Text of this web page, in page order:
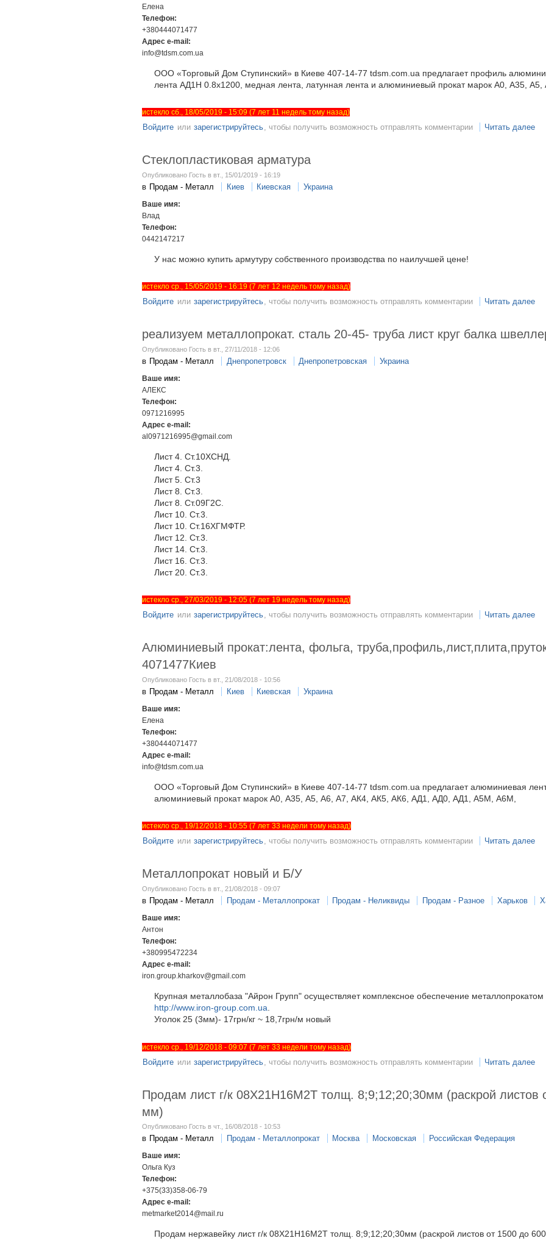
Елена
Телефон:
+380444071477
Адрес e-mail:
info@tdsm.com.ua
ООО «Торговый Дом Ступинский» в Киеве 407-14-77 tdsm.com.ua предлагает профиль
лента АД1Н 0.8х1200, медная лента, латунная лента и алюминиевый прокат марок А0, А35, А5,
истекло сб., 18/05/2019 - 15:09 (7 лет 11 недель тому назад)
Войдите или зарегистрируйтесь, чтобы получить возможность отправлять комментарии Читать далее
Стеклопластиковая арматура
Опубликовано Гость в вт., 15/01/2019 - 16:19
в Продам - Металл Киев Киевская Украина
Ваше имя:
Влад
Телефон:
0442147217
У нас можно купить армутуру собственного производства по наилучшей цене!
истекло ср., 15/05/2019 - 16:19 (7 лет 12 недель тому назад)
Войдите или зарегистрируйтесь, чтобы получить возможность отправлять комментарии Читать далее
реализуем металлопрокат. сталь 20-45- труба лист круг балка
Опубликовано Гость в вт., 27/11/2018 - 12:06
в Продам - Металл Днепропетровск Днепропетровская Украина
Ваше имя:
АЛЕКС
Телефон:
0971216995
Адрес e-mail:
al0971216995@gmail.com
Лист 4. Ст.10ХСНД.
Лист 4. Ст.3.
Лист 5. Ст.3
Лист 8. Ст.3.
Лист 8. Ст.09Г2С.
Лист 10. Ст.3.
Лист 10. Ст.16ХГМФТР.
Лист 12. Ст.3.
Лист 14. Ст.3.
Лист 16. Ст.3.
Лист 20. Ст.3.
истекло ср., 27/03/2019 - 12:05 (7 лет 19 недель тому назад)
Войдите или зарегистрируйтесь, чтобы получить возможность отправлять комментарии Читать далее
Алюминиевый прокат:лента, фольга,
4071477Киев
Опубликовано Гость в вт., 21/08/2018 - 10:56
в Продам - Металл Киев Киевская Украина
Ваше имя:
Елена
Телефон:
+380444071477
Адрес e-mail:
info@tdsm.com.ua
ООО «Торговый Дом Ступинский» в Киеве 407-14-77 tdsm.com.ua предлагает алюминиевая
алюминиевый прокат марок А0, А35, А5, А6, А7, АК4, АК5, АК6, АД1, АД0, АД1, А5М, А6М,
истекло ср., 19/12/2018 - 10:55 (7 лет 33 недели тому назад)
Войдите или зарегистрируйтесь, чтобы получить возможность отправлять комментарии Читать далее
Металлопрокат новый и Б/У
Опубликовано Гость в вт., 21/08/2018 - 09:07
в Продам - Металл Продам - Металлопрокат Продам - Неликвиды Продам - Разное Харьков
Ваше имя:
Антон
Телефон:
+380995472234
Адрес e-mail:
iron.group.kharkov@gmail.com
Крупная металлобаза "Айрон Групп" осуществляет комплексное обеспечение
http://www.iron-group.com.ua.
Уголок 25 (3мм)- 17грн/кг ~ 18,7грн/м новый
истекло ср., 19/12/2018 - 09:07 (7 лет 33 недели тому назад)
Войдите или зарегистрируйтесь , чтобы получить возможность отправлять комментарии Читать далее
Продам лист г/к 08Х21Н16М2Т толщ. 8;9;12;20;30мм (раскрой листов
мм)
Опубликовано Гость в чт., 16/08/2018 - 10:53
в Продам - Металл Продам - Металлопрокат Москва Московская Российская Федерация
Ваше имя:
Ольга Куз
Телефон:
+375(33)358-06-79
Адрес e-mail:
metmarket2014@mail.ru
Продам нержавейку лист г/к 08Х21Н16М2Т толщ. 8;9;12;20;30мм (раскрой листов от 1500 до